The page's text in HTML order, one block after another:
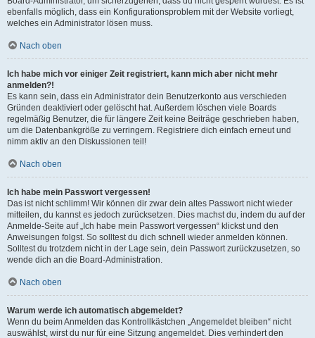
ebenfalls möglich, dass ein Konfigurationsproblem mit der Website vorliegt,
welches ein Administrator lösen muss.
Nach oben
Ich habe mich vor einiger Zeit registriert, kann mich aber nicht mehr
anmelden?!
Es kann sein, dass ein Administrator dein Benutzerkonto aus verschieden
Gründen deaktiviert oder gelöscht hat. Außerdem löschen viele Boards
regelmäßig Benutzer, die für längere Zeit keine Beiträge geschrieben haben,
um die Datenbankgröße zu verringern. Registriere dich einfach erneut und
nimm aktiv an den Diskussionen teil!
Nach oben
Ich habe mein Passwort vergessen!
Das ist nicht schlimm! Wir können dir zwar dein altes Passwort nicht wieder
mitteilen, du kannst es jedoch zurücksetzen. Dies machst du, indem du auf der
Anmelde-Seite auf „Ich habe mein Passwort vergessen“ klickst und den
Anweisungen folgst. So solltest du dich schnell wieder anmelden können.
Solltest du trotzdem nicht in der Lage sein, dein Passwort zurückzusetzen, so
wende dich an die Board-Administration.
Nach oben
Warum werde ich automatisch abgemeldet?
Wenn du beim Anmelden das Kontrollkästchen „Angemeldet bleiben“ nicht
auswählst, wirst du nur für eine Sitzung angemeldet. Dies verhindert den